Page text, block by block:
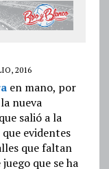
2016
en mano, por
nueva
salió a la
evidentes
que faltan
que se ha